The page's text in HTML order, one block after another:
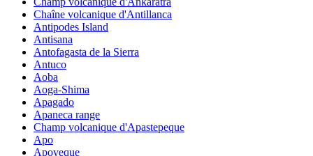
Chaîne volcanique d'Antillanca
Antipodes Island
Antisana
Antofagasta de la Sierra
Antuco
Aoba
Aoga-Shima
Apagado
Apaneca range
Champ volcanique d'Apastepeque
Apo
Apoyeque